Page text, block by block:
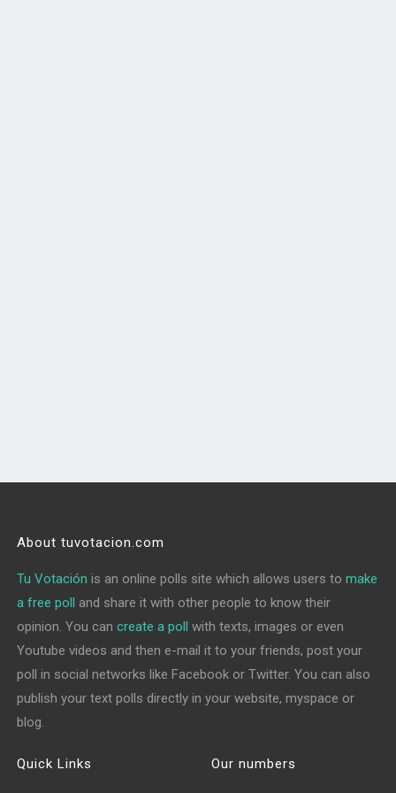
About tuvotacion.com
Tu Votación is an online polls site which allows users tomake
a free poll and share it with other people to know their
opinion. You cancreate a poll with texts, images or even
Youtube videos and then e-mail it to your friends, post your
poll in social networks like Facebook or Twitter. You can also
publish your text polls directly in your website, myspace or
blog.
Quick Links Our numbers